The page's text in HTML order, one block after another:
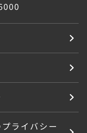
ライバシー